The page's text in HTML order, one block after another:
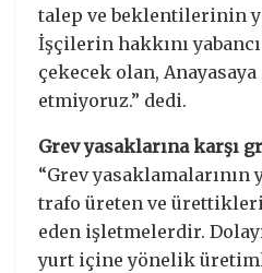
talep ve beklentilerinin
İşçilerin hakkını
çekecek olan, Anayasaya
etmiyoruz.” dedi.
Grev yasaklarına karşı
“Grev yasaklamalarının
trafo üreten ve
eden işletmelerdir.
yurt içine yönelik